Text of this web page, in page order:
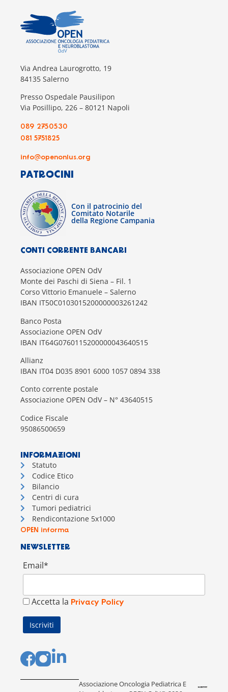
Via Andrea Laurogrotto, 19
84135 Salerno
Presso Ospedale Pausilipon
Via Posillipo, 226 – 80121 Napoli
089 2750530
081 5751825
info@openonlus.org
PATROCINI
Con il patrocinio del
Comitato Notarile
della Regione Campania
CONTI CORRENTE BANCARI
Associazione OPEN OdV
Monte dei Paschi di Siena – Fil. 1
Corso Vittorio Emanuele – Salerno
IBAN IT50C0103015200000003261242
Banco Posta
Associazione OPEN OdV
IBAN IT64G0760115200000043640515
Allianz
IBAN IT04 D035 8901 6000 1057 0894 338
Conto corrente postale
Associazione OPEN OdV – N° 43640515
Codice Fiscale
95086500659
INFORMAZIONI
Statuto
Codice Etico
Bilancio
Centri di cura
Tumori pediatrici
Rendicontazione 5x1000
OPEN informa
NEWSLETTER
Email*
Accetta la Privacy Policy
Associazione Oncologia Pediatrica E